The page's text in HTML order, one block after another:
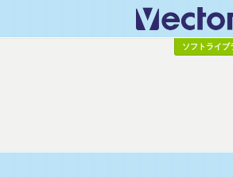
ソフトライブ